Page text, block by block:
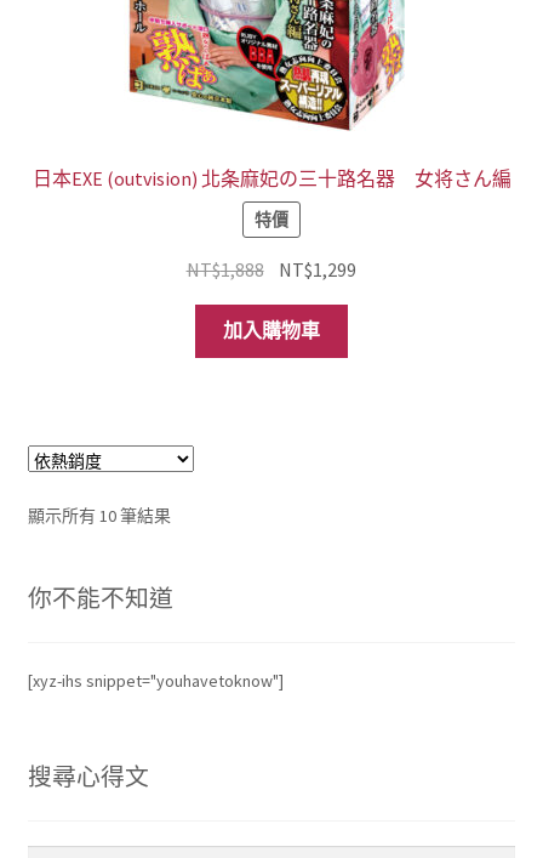
日本EXE (outvision) 北条麻妃の三十路名器 女将さん編
特價
NT$1,888 原
價
格：
NT$1,299
加入購物車
顯示所有 10 筆結果依
度
你不能不知道
[xyz-ihs snippet="youhavetoknow"]
搜尋心得文